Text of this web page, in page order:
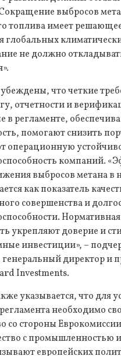
выбросов
топлива имеет
глобальных
не должно
что четкие
отчетности и
в регламенте,
помогают снизить
операционную
компаний.
выбросов метана в
как показатель
совершенства и
Нормативная
укрепляют доверие и
инвестиции», –
директор и
Investments.
указывается, что для
необходимо
со стороны
с промышленностью
европейских